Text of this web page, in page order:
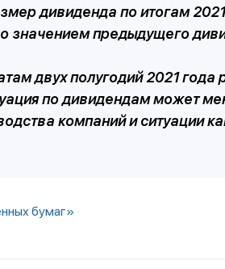
дивиденда по итогам
значением предыдущего
двух полугодий 2021
по дивидендам может
компаний и ситуации
бумаг»